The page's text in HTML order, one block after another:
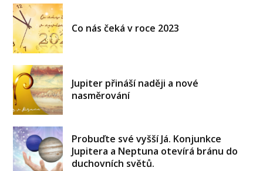
Co nás čeká v roce 2023
Jupiter přináší naději a nové
nasměrování
Probuďte své vyšší Já. Konjunkce
Jupitera a Neptuna otevírá bránu do
duchovních světů.